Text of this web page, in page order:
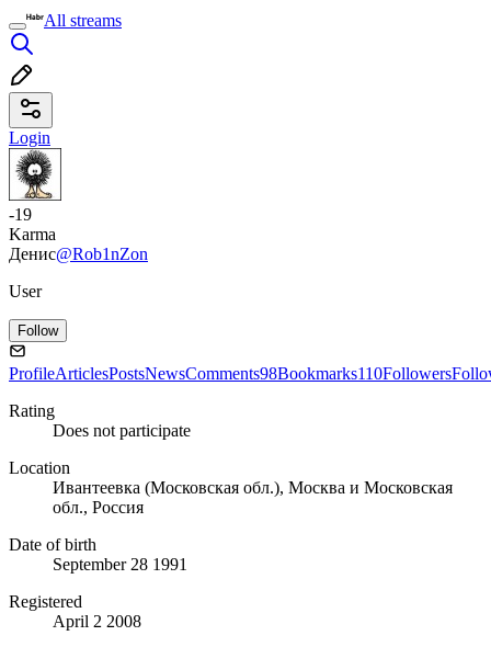
All streams
Login
-19
Karma
Денис@Rob1nZon
User
Follow
ProfileArticlesPostsNewsComments98Bookmarks110Followers
Rating
Does not participate
Location
Ивантеевка (Московская обл.), Москва и Московская
обл., Россия
Date of birth
September 28 1991
Registered
April 2 2008